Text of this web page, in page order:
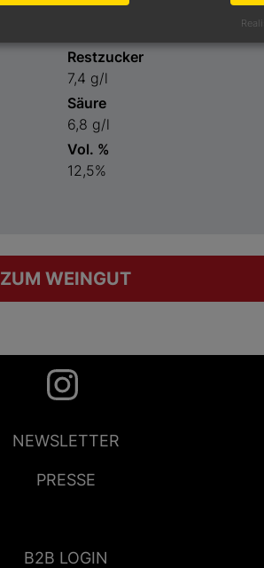
Preis
Restzucker
7,4 g/l
Säure
6,8 g/l
Vol. %
12,5%
ZUM WEINGUT
NEWSLETTER
PRESSE
B2B LOGIN